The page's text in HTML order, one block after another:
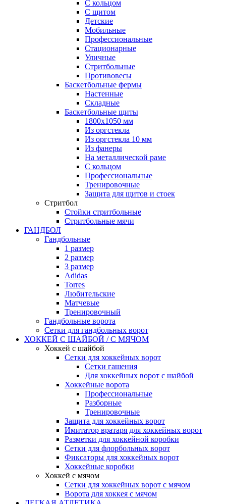
С кольцом
С щитом
Детские
Мобильные
Профессиональные
Стационарные
Уличные
Стритбольные
Противовесы
Баскетбольные фермы
Настенные
Складные
Баскетбольные щиты
1800х1050 мм
Из оргстекла
Из оргстекла 10 мм
Из фанеры
На металлической раме
С кольцом
Профессиональные
Тренировочные
Защита для щитов и стоек
Стритбол
Стойки стритбольные
Стритбольные мячи
ГАНДБОЛ
Гандбольные
1 размер
2 размер
3 размер
Adidas
Torres
Любительские
Матчевые
Тренировочный
Гандбольные ворота
Сетки для гандбольных ворот
ХОККЕЙ С ШАЙБОЙ / С МЯЧОМ
Хоккей с шайбой
Сетки для хоккейных ворот
Сетки гашения
Для хоккейных ворот с шайбой
Хоккейные ворота
Профессиональные
Разборные
Тренировочные
Защита для хоккейных ворот
Имитатор вратаря для хоккейных ворот
Разметки для хоккейной коробки
Сетки для флорбольных ворот
Фиксаторы для хоккейных ворот
Хоккейные коробки
Хоккей с мячом
Сетки для хоккейных ворот с мячом
Ворота для хоккея с мячом